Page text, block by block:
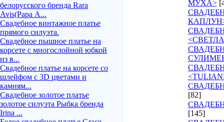
белорусского бренда Rara
Avis(Рара А...
Свадебное винтажное платье
прямого силуэта.
Свадебное пышное платье на
корсете с многослойной юбкой
из в...
Свадебное платье на корсете со
шлейфом с 3D цветами и
камням...
Свадебное золотое платье
золотое силуэта Рыбка бренда
Irina ...
МУХА>
[82]
[145]